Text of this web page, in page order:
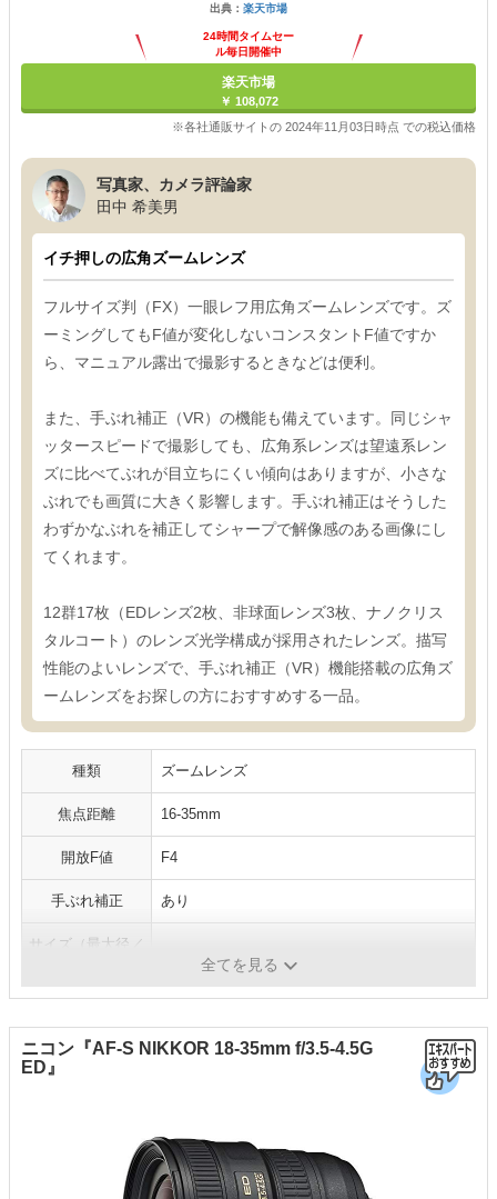
出典： 楽天市場
24時間タイムセー
ル毎日開催中
楽天市場
￥ 108,072
※各社通販サイトの 2024年11月03日時点 での税込価格
写真家、カメラ評論家
田中 希美男
イチ押しの広角ズームレンズ
フルサイズ判（FX）一眼レフ用広角ズームレンズです。ズ
ーミングしてもF値が変化しないコンスタントF値ですか
ら、マニュアル露出で撮影するときなどは便利。
また、手ぶれ補正（VR）の機能も備えています。同じシャ
ッタースピードで撮影しても、広角系レンズは望遠系レン
ズに比べてぶれが目立ちにくい傾向はありますが、小さな
ぶれでも画質に大きく影響します。手ぶれ補正はそうした
わずかなぶれを補正してシャープで解像感のある画像にし
てくれます。
12群17枚（EDレンズ2枚、非球面レンズ3枚、ナノクリス
タルコート）のレンズ光学構成が採用されたレンズ。描写
性能のよいレンズで、手ぶれ補正（VR）機能搭載の広角ズ
ームレンズをお探しの方におすすめする一品。
種類 ズームレンズ
焦点距離 16-35mm
開放F値 F4
手ぶれ補正 あり
サイズ（最大径／
82.5／125.0mm
全てを見る
ニコン『AF-S NIKKOR 18-35mm f/3.5-4.5G
ED』